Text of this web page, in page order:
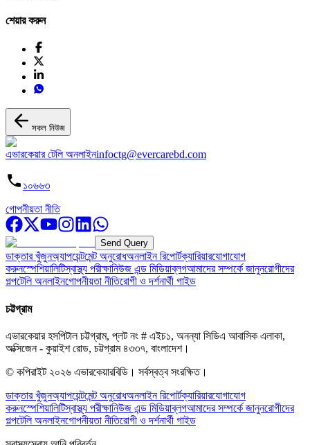
শেয়ার করুন
সকল নিউজ
এভারকেয়ার টেলি অনলাইনinfoctg@evercarebd.com
১০৬৬৩
গোপনীয়তা নীতি
Send Query
ডাক্তার খুঁজুনঅ্যাপয়েন্টমেন্ট অনুরোধঅনলাইন রিপোর্টক্যারিয়ারযোগাযোগ
করুনস্পেশিয়ালিটিস্বাস্থ্য পরীক্ষানিউজ এন্ড মিডিয়াব্লগআমাদের সম্পর্কে জানুনরোগীদের
গল্পটেলি অনলাইনগোপনীয়তা নীতিরোগী ও দর্শনার্থী গাইড
চট্টগ্রাম
এভারকেয়ার হসপিটাল চট্টগ্রাম, প্লট নং # এইচ১, অনন্যা সিডিএ আবাসিক এলাকা,
অক্সিজেন - কুয়াইশ রোড, চট্টগ্রাম ৪৩৩৭, বাংলাদেশ।
© কপিরাইট ২০২৬ এভারকেয়ারবিডি। সর্বস্বত্ব সংরক্ষিত।
ডাক্তার খুঁজুনঅ্যাপয়েন্টমেন্ট অনুরোধঅনলাইন রিপোর্টক্যারিয়ারযোগাযোগ
করুনস্পেশিয়ালিটিস্বাস্থ্য পরীক্ষানিউজ এন্ড মিডিয়াব্লগআমাদের সম্পর্কে জানুনরোগীদের
গল্পটেলি অনলাইনগোপনীয়তা নীতিরোগী ও দর্শনার্থী গাইড